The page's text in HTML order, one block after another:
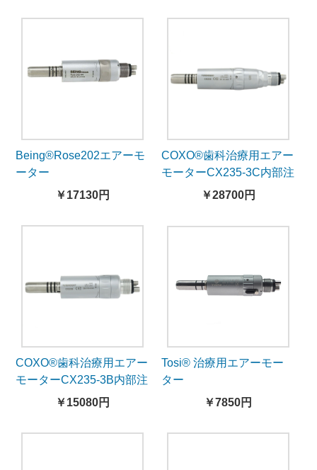
Being®Rose202エアーモ
ーター
￥17130円
COXO®歯科治療用エアー
モーターCX235-3C内部注
水-ライト付き
￥28700円
COXO®歯科治療用エアー
モーターCX235-3B内部注
水-ライト無し
￥15080円
Tosi® 治療用エアーモー
ター
￥7850円